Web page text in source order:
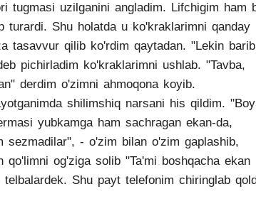
tugmasi uzilganini angladim. Lifchigim ham
turardi. Shu holatda u ko'kraklarimni qanday
tasavvur qilib ko'rdim qaytadan. "Lekin
pichirladim ko'kraklarimni ushlab. "Tavba,
derdim o'zimni ahmoqona koyib.
shilimshiq narsani his qildim.
yubkamga ham sachragan ekan-da,
sezmadilar", - o'zim bilan o'zim gaplashib,
qo'limni og'ziga solib "Ta'mi boshqacha ekan
Shu payt telefonim chiringlab